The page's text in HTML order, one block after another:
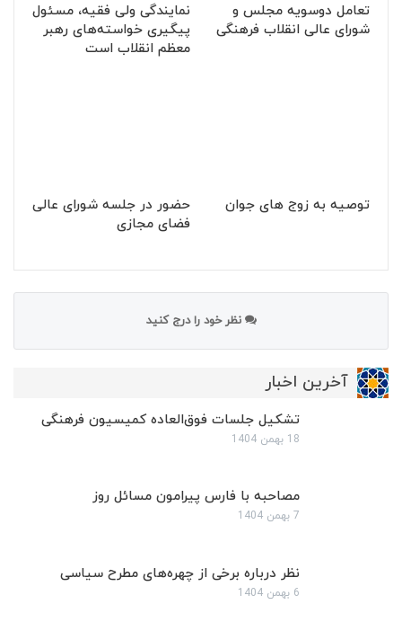
تعامل دوسویه مجلس و
شورای عالی انقلاب فرهنگی
نمایندگی ولی فقیه، مسئول
پیگیری خواسته‌های رهبر
معظم انقلاب است
توصیه به زوج های جوان
حضور در جلسه شورای عالی
فضای مجازی
نظر خود را درج کنید
آخرین اخبار
تشکیل جلسات فوق‌العاده کمیسیون فرهنگی
18 بهمن 1404
مصاحبه با فارس پیرامون مسائل روز
7 بهمن 1404
نظر درباره برخی از چهره‌های مطرح سیاسی
6 بهمن 1404